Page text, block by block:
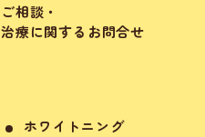
ホワイトニング
ご相談・
治療に関するお問合せ